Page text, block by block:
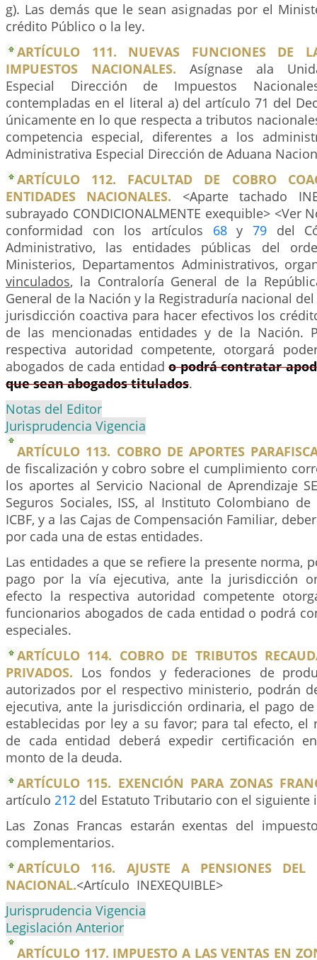
g). Las demás que le sean asignadas por el
crédito Público o la ley.
ARTÍCULO 111. NUEVAS FUNCIONES DE
IMPUESTOS NACIONALES. Asígnase ala
Especial Dirección de Impuestos
contempladas en el literal a) del artículo 71 del
únicamente en lo que respecta a tributos
competencia especial, diferentes a los
Administrativa Especial Dirección de Aduana
ARTÍCULO 112. FACULTAD DE COBRO
ENTIDADES NACIONALES. <Aparte tachado
subrayado CONDICIONALMENTE exequible> <Ver
conformidad con los artículos 68y79 del
Administrativo, las entidades públicas del
Ministerios, Departamentos Administrativos,
vinculados, la Contraloría General de la
General de la Nación y la Registraduría nacional
jurisdicción coactiva para hacer efectivos los
de las mencionadas entidades y de la Nación.
respectiva autoridad competente, otorgará
abogados de cada entidad o podrá contratar
que sean abogados titulados.
Notas del Editor
Jurisprudencia Vigencia
ARTÍCULO 113. COBRO DE APORTES
de fiscalización y cobro sobre el cumplimiento
los aportes al Servicio Nacional de Aprendizaje
Seguros Sociales, ISS, al Instituto Colombiano de
ICBF, y a las Cajas de Compensación Familiar,
por cada una de estas entidades.
Las entidades a que se refiere la presente norma,
pago por la vía ejecutiva, ante la jurisdicción
efecto la respectiva autoridad competente
funcionarios abogados de cada entidad o podrá
especiales.
ARTÍCULO 114. COBRO DE TRIBUTOS
PRIVADOS. Los fondos y federaciones de
autorizados por el respectivo ministerio, podrán
ejecutiva, ante la jurisdicción ordinaria, el pago
establecidas por ley a su favor; para tal efecto, el
de cada entidad deberá expedir certificación
monto de la deuda.
ARTÍCULO 115. EXENCIÓN PARA ZONAS
artículo 212 del Estatuto Tributario con el siguiente
Las Zonas Francas estarán exentas del
complementarios.
ARTÍCULO 116. AJUSTE A PENSIONES DEL
NACIONAL.<Artículo INEXEQUIBLE>
Jurisprudencia Vigencia
Legislación Anterior
ARTÍCULO 117. IMPUESTO A LAS VENTAS EN